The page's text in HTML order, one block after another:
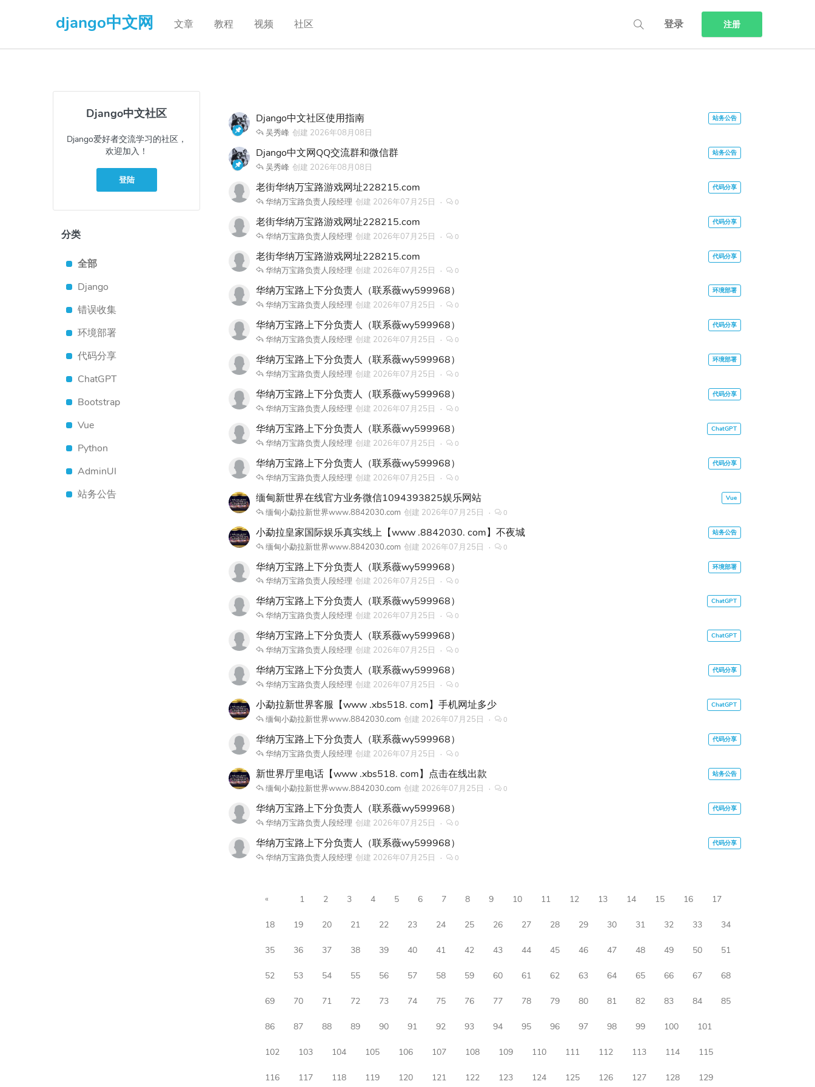
django中文网 登录 注册
文章 教程 视频 社区
Django中文社区
Django爱好者交流学习的社区，
欢迎加入！
登陆
分类
全部
Django
错误收集
环境部署
代码分享
ChatGPT
Bootstrap
Vue
Python
AdminUI
站务公告
Django中文社区使用指南
吴秀峰 创建 2026年08月08日
Django中文网QQ交流群和微信群
吴秀峰 创建 2026年08月08日
老街华纳万宝路游戏网址228215.com
华纳万宝路负责人段经理 创建 2026年07月25日 0
老街华纳万宝路游戏网址228215.com
华纳万宝路负责人段经理 创建 2026年07月25日 0
老街华纳万宝路游戏网址228215.com
华纳万宝路负责人段经理 创建 2026年07月25日 0
华纳万宝路上下分负责人（联系薇wy599968）
华纳万宝路负责人段经理 创建 2026年07月25日 0
华纳万宝路上下分负责人（联系薇wy599968）
华纳万宝路负责人段经理 创建 2026年07月25日 0
华纳万宝路上下分负责人（联系薇wy599968）
华纳万宝路负责人段经理 创建 2026年07月25日 0
华纳万宝路上下分负责人（联系薇wy599968）
华纳万宝路负责人段经理 创建 2026年07月25日 0
华纳万宝路上下分负责人（联系薇wy599968）
华纳万宝路负责人段经理 创建 2026年07月25日 0
华纳万宝路上下分负责人（联系薇wy599968）
华纳万宝路负责人段经理 创建 2026年07月25日 0
缅甸新世界在线官方业务微信1094393825娱乐网站
缅甸小勐拉新世界www.8842030.com 创建 2026年07月25日 0
小勐拉皇家国际娱乐真实线上【www .8842030. com】不夜城
缅甸小勐拉新世界www.8842030.com 创建 2026年07月25日 0
华纳万宝路上下分负责人（联系薇wy599968）
华纳万宝路负责人段经理 创建 2026年07月25日 0
华纳万宝路上下分负责人（联系薇wy599968）
华纳万宝路负责人段经理 创建 2026年07月25日 0
华纳万宝路上下分负责人（联系薇wy599968）
华纳万宝路负责人段经理 创建 2026年07月25日 0
华纳万宝路上下分负责人（联系薇wy599968）
华纳万宝路负责人段经理 创建 2026年07月25日 0
小勐拉新世界客服【www .xbs518. com】手机网址多少
缅甸小勐拉新世界www.8842030.com 创建 2026年07月25日 0
华纳万宝路上下分负责人（联系薇wy599968）
华纳万宝路负责人段经理 创建 2026年07月25日 0
新世界厅里电话【www .xbs518. com】点击在线出款
缅甸小勐拉新世界www.8842030.com 创建 2026年07月25日 0
华纳万宝路上下分负责人（联系薇wy599968）
华纳万宝路负责人段经理 创建 2026年07月25日 0
华纳万宝路上下分负责人（联系薇wy599968）
华纳万宝路负责人段经理 创建 2026年07月25日 0
1 2 3 4 5 6 7 8 9 10 11 12 13 14 15 16 17
18 19 20 21 22 23 24 25 26 27 28 29 30 31 32 33 34
35 36 37 38 39 40 41 42 43 44 45 46 47 48 49 50 51
52 53 54 55 56 57 58 59 60 61 62 63 64 65 66 67 68
69 70 71 72 73 74 75 76 77 78 79 80 81 82 83 84 85
86 87 88 89 90 91 92 93 94 95 96 97 98 99 100 101
102 103 104 105 106 107 108 109 110 111 112 113 114 115
116 117 118 119 120 121 122 123 124 125 126 127 128 129